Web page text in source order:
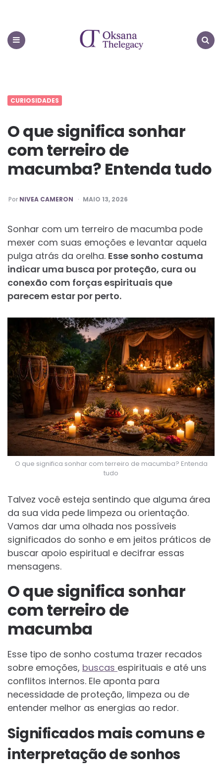
CURIOSIDADES
O que significa sonhar
com terreiro de
macumba? Entenda tudo
PUBLICADO
POR
Por NIVEA CAMERON MAIO 13, 2026
Sonhar com um terreiro de macumba pode
mexer com suas emoções e levantar aquela
pulga atrás da orelha. Esse sonho costuma
indicar uma busca por proteção, cura ou
conexão com forças espirituais que
parecem estar por perto.
O que significa sonhar com terreiro de macumba? Entenda
tudo
Talvez você esteja sentindo que alguma área
da sua vida pede limpeza ou orientação.
Vamos dar uma olhada nos possíveis
significados do sonho e em jeitos práticos de
buscar apoio espiritual e decifrar essas
mensagens.
O que significa sonhar
com terreiro de
macumba
Esse tipo de sonho costuma trazer recados
sobre emoções, buscas espirituais e até uns
conflitos internos. Ele aponta para
necessidade de proteção, limpeza ou de
entender melhor as energias ao redor.
Significados mais comuns e
interpretação de sonhos